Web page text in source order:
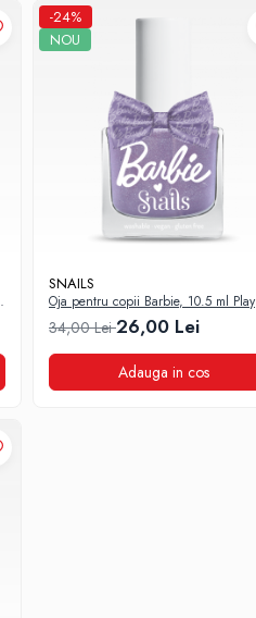
-24%
NOU
SNAILS
Oja pentru copii Barbie, 10.5 ml Play
Day
34,00 Lei26,00 Lei
Adauga in cos